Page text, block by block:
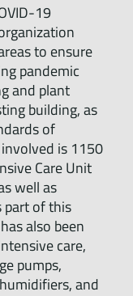
19
to ensure
pandemic
and plant
building, as
of
is 1150
Care Unit
well as
part of this
also been
care,
pumps,
and